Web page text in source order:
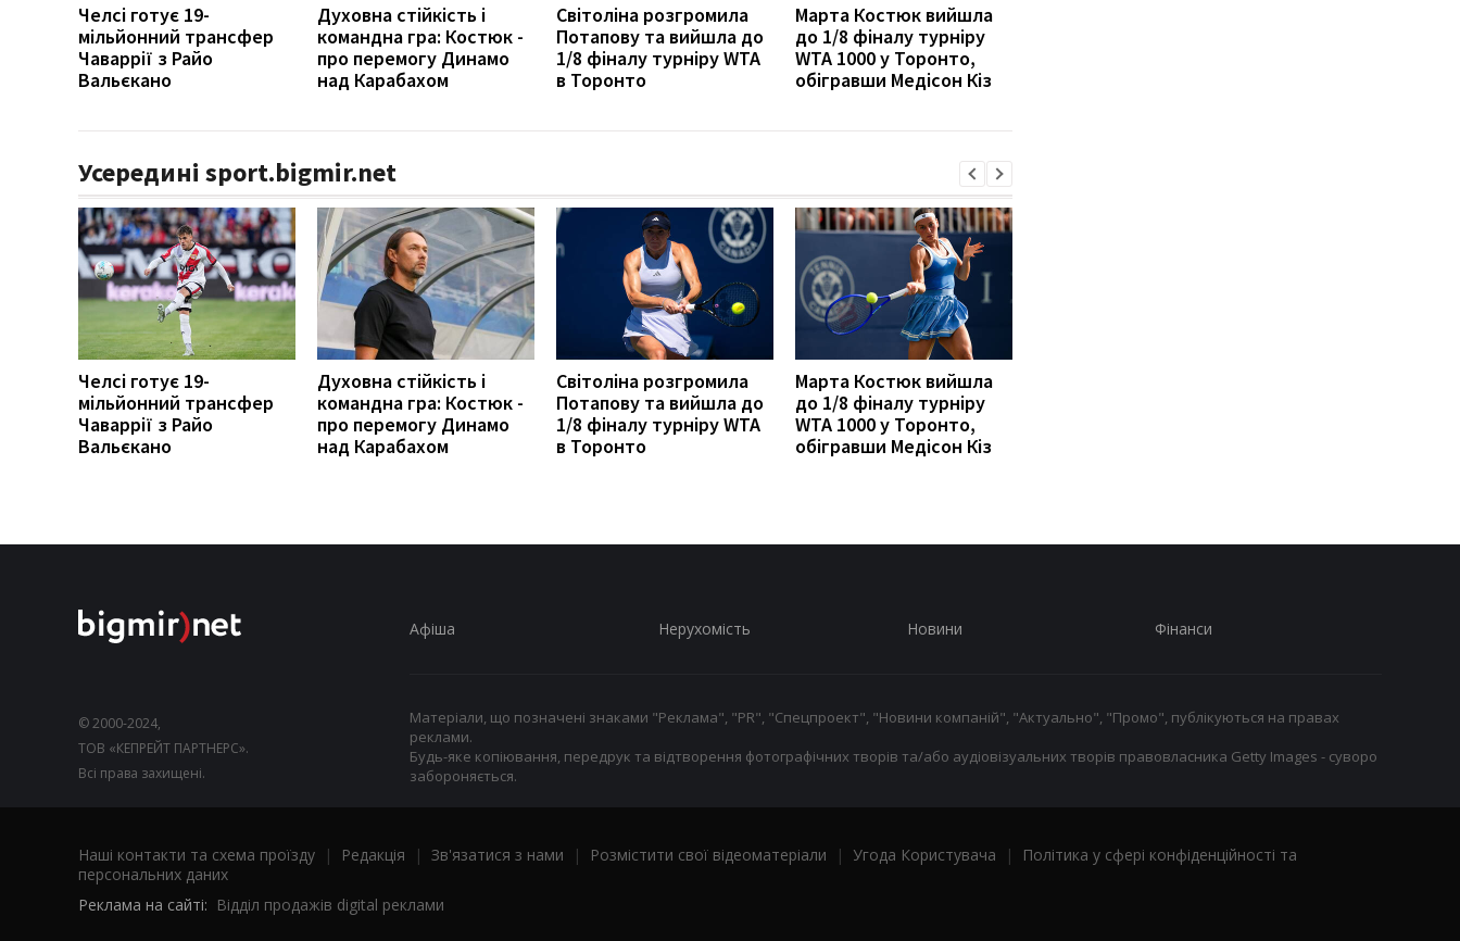
Челсі готує 19-
мільйонний трансфер
Чаваррії з Райо
Вальєкано
Духовна стійкість і
командна гра: Костюк -
про перемогу Динамо
над Карабахом
Світоліна розгромила
Потапову та вийшла до
1/8 фіналу турніру WTA
в Торонто
Марта Костюк вийшла
до 1/8 фіналу турніру
WTA 1000 у Торонто,
обігравши Медісон Кіз
Усередині sport.bigmir.net
Челсі готує 19-
мільйонний трансфер
Чаваррії з Райо
Вальєкано
Духовна стійкість і
командна гра: Костюк -
про перемогу Динамо
над Карабахом
Світоліна розгромила
Потапову та вийшла до
1/8 фіналу турніру WTA
в Торонто
Марта Костюк вийшла
до 1/8 фіналу турніру
WTA 1000 у Торонто,
обігравши Медісон Кіз
© 2000-2024,
ТОВ «КЕПРЕЙТ ПАРТНЕРС».
Всі права захищені.
Афіша Нерухомість Новини Фінанси
Матеріали, що позначені знаками "Реклама", "PR", "Спецпроект", "Новини компаній", "Актуально", "Промо", публікуються на правах
реклами.
Будь-яке копіювання, передрук та відтворення фотографічних творів та/або аудіовізуальних творів правовласника Getty Images - суворо
забороняється.
Наші контакти та схема проїзду | Редакція | Зв'язатися з нами | Розмістити свої відеоматеріали | Угода Користувача |
Політика у сфері конфіденційності та
персональних даних
Реклама на сайті: Відділ продажів digital реклами